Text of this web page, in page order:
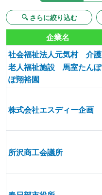
🔍 さらに絞り込む
企業名
社会福祉法人元気村 介護
老人福祉施設 馬室たんぽ
ぽ翔裕園
株式会社エスディー企画
所沢商工会議所